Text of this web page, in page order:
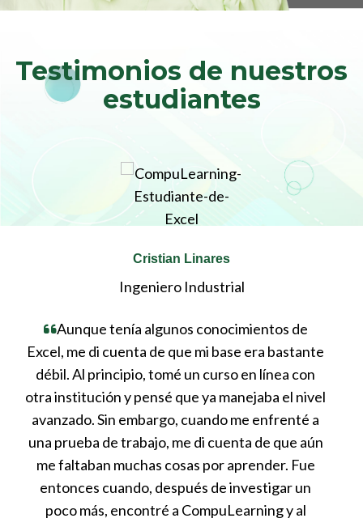
Testimonios de nuestros
estudiantes
Cristian Linares
Ingeniero Industrial
Aunque tenía algunos conocimientos de
Excel, me di cuenta de que mi base era bastante
débil. Al principio, tomé un curso en línea con
otra institución y pensé que ya manejaba el nivel
avanzado. Sin embargo, cuando me enfrenté a
una prueba de trabajo, me di cuenta de que aún
me faltaban muchas cosas por aprender. Fue
entonces cuando, después de investigar un
poco más, encontré a CompuLearning y al